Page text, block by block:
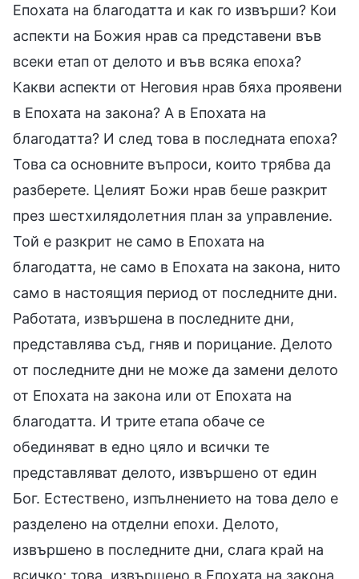
Епохата на благодатта и как го извърши? Кои
аспекти на Божия нрав са представени във
всеки етап от делото и във всяка епоха?
Какви аспекти от Неговия нрав бяха проявени
в Епохата на закона? А в Епохата на
благодатта? И след това в последната епоха?
Това са основните въпроси, които трябва да
разберете. Целият Божи нрав беше разкрит
през шестхилядолетния план за управление.
Той е разкрит не само в Епохата на
благодатта, не само в Епохата на закона, нито
само в настоящия период от последните дни.
Работата, извършена в последните дни,
представлява съд, гняв и порицание. Делото
от последните дни не може да замени делото
от Епохата на закона или от Епохата на
благодатта. И трите етапа обаче се
обединяват в едно цяло и всички те
представляват делото, извършено от един
Бог. Естествено, изпълнението на това дело е
разделено на отделни епохи. Делото,
извършено в последните дни, слага край на
всичко; това, извършено в Епохата на закона,